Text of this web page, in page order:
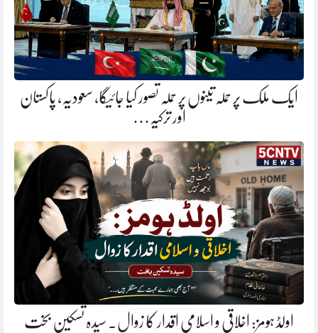
ایک ملک پر حملہ تینوں پر حملہ تصور کیا جائیگا، سعودیہ، پاکستان
اور ترکیہ…
اولڈ ہومز: اخلاقی و اسلامی اقدار کا زوال. سیدہ تسکین بخت